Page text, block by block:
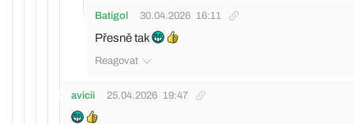
Batigol 30.04.2026 16:11
Přesně tak
Reagovat
avicii 25.04.2026 19:47